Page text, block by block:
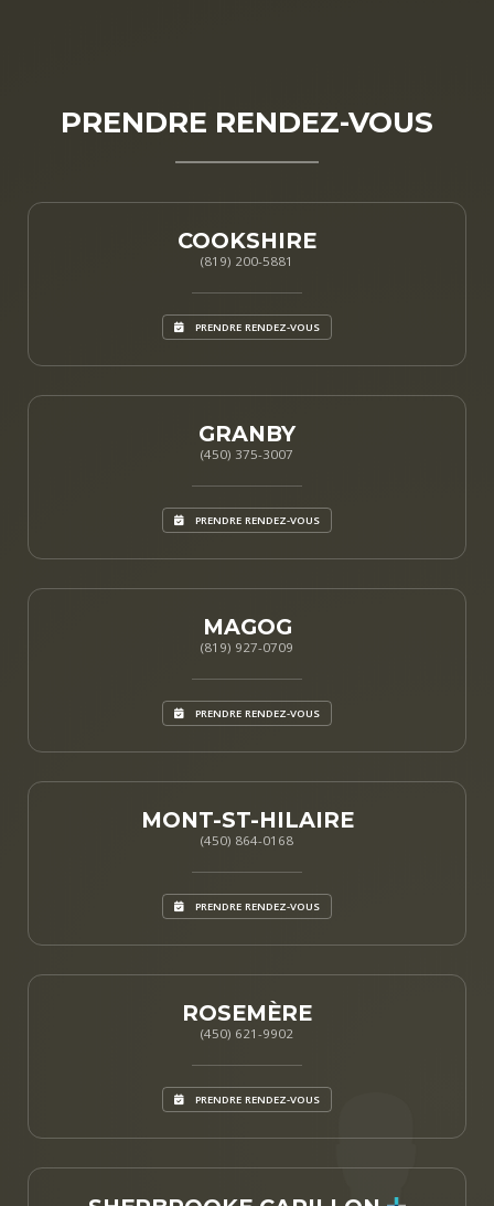
PRENDRE RENDEZ-VOUS
COOKSHIRE
(819) 200-5881
PRENDRE RENDEZ-VOUS
GRANBY
(450) 375-3007
PRENDRE RENDEZ-VOUS
MAGOG
(819) 927-0709
PRENDRE RENDEZ-VOUS
MONT-ST-HILAIRE
(450) 864-0168
PRENDRE RENDEZ-VOUS
ROSEMÈRE
(450) 621-9902
PRENDRE RENDEZ-VOUS